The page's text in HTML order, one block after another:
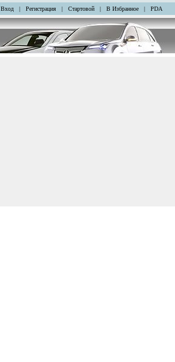
Вход | Регистрация | Стартовой | В Избранное | PDA